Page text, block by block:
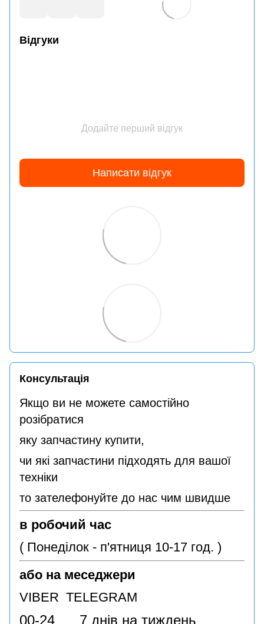
Відгуки
Додайте перший відгук
Написати відгук
Консультація
Якщо ви не можете самостійно
розібратися
яку запчастину купити,
чи які запчастини підходять для вашої
техніки
то зателефонуйте до нас чим швидше
в робочий час
( Понеділок - п'ятниця 10-17 год. )
або на меседжери
VIBER TELEGRAM
00-24 7 днів на тиждень